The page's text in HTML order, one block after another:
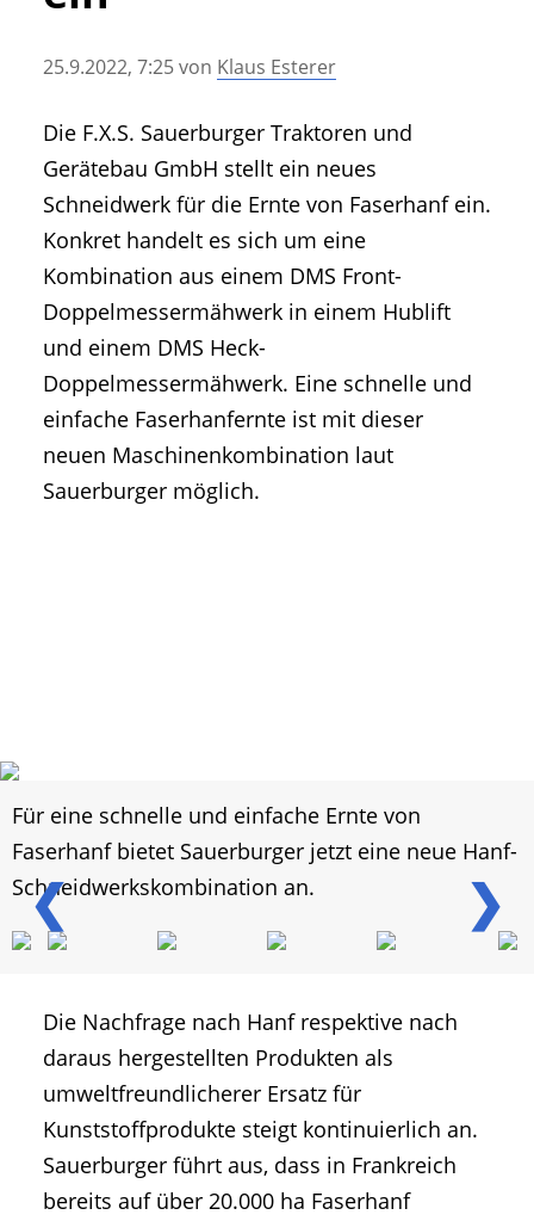
• Messen und Veranstaltungen
• Agritechnica Neuheiten Archiv
• Artikel nach Hersteller/Marke
25.9.2022, 7:25von Klaus Esterer
Die F.X.S. Sauerburger Traktoren und
Gerätebau GmbH stellt ein neues
Schneidwerk für die Ernte von Faserhanf ein.
Konkret handelt es sich um eine
Kombination aus einem DMS Front-
Doppelmessermähwerk in einem Hublift
und einem DMS Heck-
Doppelmessermähwerk. Eine schnelle und
einfache Faserhanfernte ist mit dieser
neuen Maschinenkombination laut
Sauerburger möglich.
❮ ❯
Für eine schnelle und einfache Ernte von
Faserhanf bietet Sauerburger jetzt eine neue Hanf-
Schneidwerkskombination an.
Die Nachfrage nach Hanf respektive nach
daraus hergestellten Produkten als
umweltfreundlicherer Ersatz für
Kunststoffprodukte steigt kontinuierlich an.
Sauerburger führt aus, dass in Frankreich
bereits auf über 20.000 ha Faserhanf